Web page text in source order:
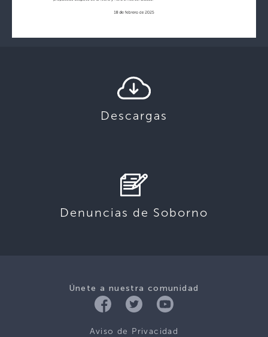
Descargas
Denuncias de Soborno
Únete a nuestra comunidad
Aviso de Privacidad